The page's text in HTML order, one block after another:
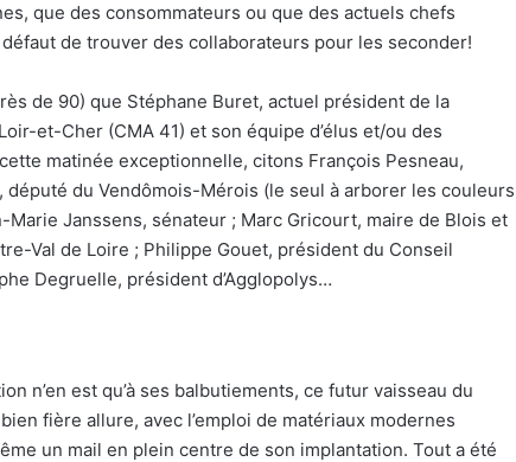
que des consommateurs ou que des actuels chefs
de trouver des collaborateurs pour les seconder!
de 90) que Stéphane Buret, actuel président de la
et-Cher (CMA 41) et son équipe d’élus et/ou des
matinée exceptionnelle, citons François Pesneau,
du Vendômois-Mérois (le seul à arborer les couleurs
Marie Janssens, sénateur ; Marc Gricourt, maire de Blois et
Val de Loire ; Philippe Gouet, président du Conseil
Degruelle, président d’Agglopolys…
n’en est qu’à ses balbutiements, ce futur vaisseau du
fière allure, avec l’emploi de matériaux modernes
un mail en plein centre de son implantation. Tout a été